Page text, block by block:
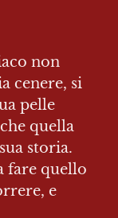
non
cenere, si
pelle
quella
storia.
fare quello
e